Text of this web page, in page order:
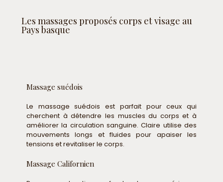
Les massages proposés corps et visage au
Pays basque
Massage suédois
Le massage suédois est parfait pour ceux qui
cherchent à détendre les muscles du corps et à
améliorer la circulation sanguine. Claire utilise des
mouvements longs et fluides pour apaiser les
tensions et revitaliser le corps.
Massage Californien